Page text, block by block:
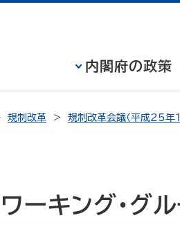
内閣府の政策
規制改革 規制改革会議（平成25年
ーキング・グ